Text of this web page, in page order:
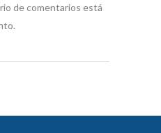
de comentarios está